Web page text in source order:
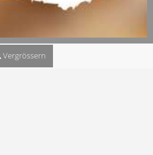
Vergrössern